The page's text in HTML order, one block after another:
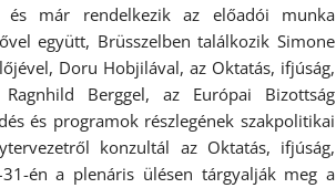
már rendelkezik az előadói munka
együtt, Brüsszelben találkozik Simone
Doru Hobjilával, az Oktatás, ifjúság,
Berggel, az Európai Bizottság
és programok részlegének szakpolitikai
konzultál az Oktatás, ifjúság,
én a plenáris ülésen tárgyalják meg a